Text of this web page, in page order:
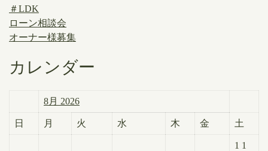
＃LDK
ローン相談会
オーナー様募集
カレンダー
8月 2026
日 月 火 水 木 金 土
1 1